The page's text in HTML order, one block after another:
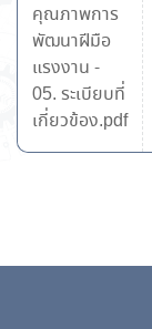
คุณภาพการ
พัฒนาฝีมือ
แรงงาน -
05. ระเบียบที่
เกี่ยวข้อง.pdf